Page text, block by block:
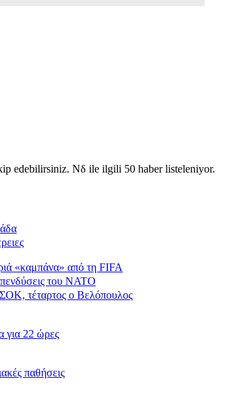
edebilirsiniz. Νδ ile ilgili 50 haber listeleniyor.
«καμπάνα» από τη FIFA
του ΝΑΤΟ
τέταρτος ο Βελόπουλος
για 22 ώρες
παθήσεις